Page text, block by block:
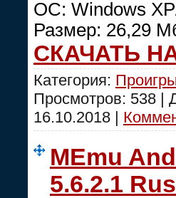
ОС: Windows
Размер: 26,29
СКАЧАТЬ
Категория:
Просмотров: 538 |
16.10.2018 |
MEmu
5.6.2.1 Rus